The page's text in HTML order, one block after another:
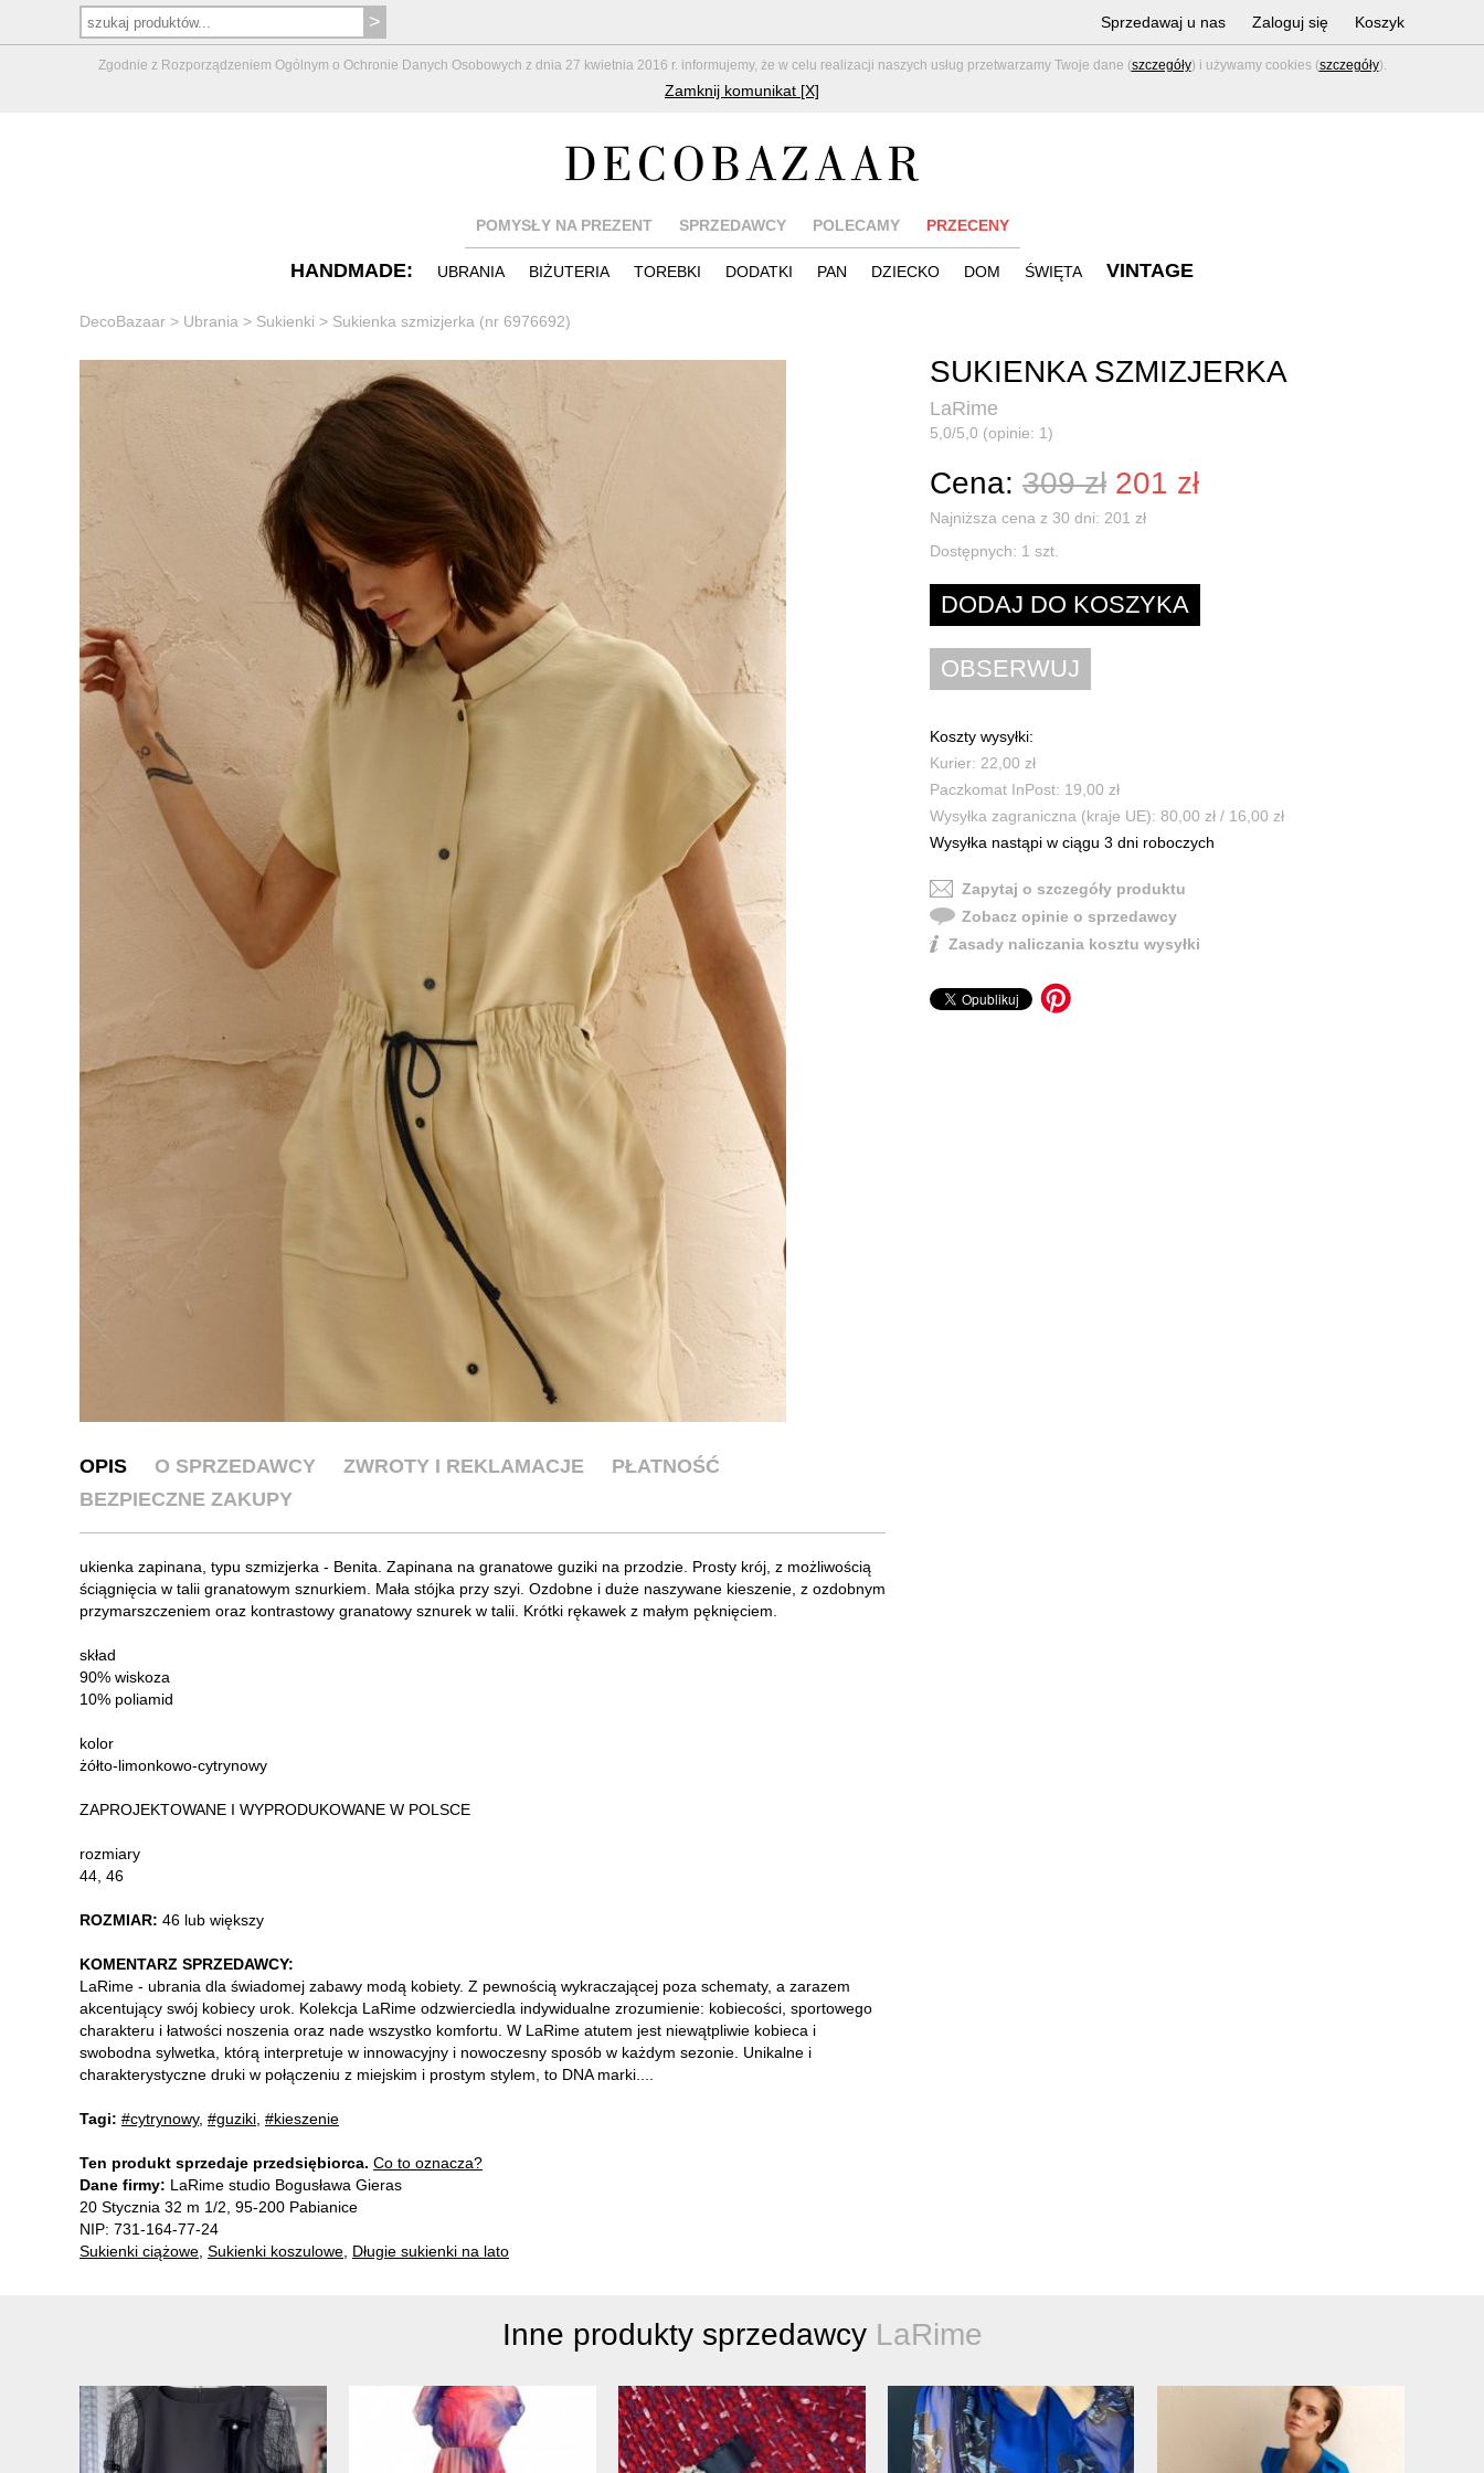
Zgodnie z Rozporządzeniem Ogólnym o Ochronie Danych Osobowych z dnia 27 kwietnia 2016 r. informujemy, że w celu realizacji naszych usług przetwarzamy Twoje dane (szczegóły) i używamy cookies (szczegóły).
Zamknij komunikat [X]
Sprzedawaj u nas Zaloguj się Koszyk
POMYSŁY NA PREZENT SPRZEDAWCY POLECAMY PRZECENY
HANDMADE: UBRANIA BIŻUTERIA TOREBKI DODATKI PAN DZIECKO DOM ŚWIĘTA VINTAGE
DecoBazaar > Ubrania > Sukienki > Sukienka szmizjerka (nr 6976692)
SUKIENKA SZMIZJERKA
LaRime
5,0/5,0 (opinie: 1)
Cena: 309 zł 201 zł
Najniższa cena z 30 dni: 201 zł
Dostępnych: 1 szt.
Koszty wysyłki:
Kurier: 22,00 zł
Paczkomat InPost: 19,00 zł
Wysyłka zagraniczna (kraje UE): 80,00 zł / 16,00 zł
Wysyłka nastąpi w ciągu 3 dni roboczych
Zapytaj o szczegóły produktu
Zobacz opinie o sprzedawcy
Zasady naliczania kosztu wysyłki
OPIS O SPRZEDAWCY ZWROTY I REKLAMACJE
PŁATNOŚĆ
BEZPIECZNE ZAKUPY
ukienka zapinana, typu szmizjerka - Benita. Zapinana na granatowe guziki na przodzie. Prosty krój, z możliwością
ściągnięcia w talii granatowym sznurkiem. Mała stójka przy szyi. Ozdobne i duże naszywane kieszenie, z ozdobnym
przymarszczeniem oraz kontrastowy granatowy sznurek w talii. Krótki rękawek z małym pęknięciem.
skład
90% wiskoza
10% poliamid
kolor
żółto-limonkowo-cytrynowy
ZAPROJEKTOWANE I WYPRODUKOWANE W POLSCE
rozmiary
44, 46
ROZMIAR: 46 lub większy
KOMENTARZ SPRZEDAWCY:
LaRime - ubrania dla świadomej zabawy modą kobiety. Z pewnością wykraczającej poza schematy, a zarazem
akcentujący swój kobiecy urok. Kolekcja LaRime odzwierciedla indywidualne zrozumienie: kobiecości, sportowego
charakteru i łatwości noszenia oraz nade wszystko komfortu. W LaRime atutem jest niewątpliwie kobieca i
swobodna sylwetka, którą interpretuje w innowacyjny i nowoczesny sposób w każdym sezonie. Unikalne i
charakterystyczne druki w połączeniu z miejskim i prostym stylem, to DNA marki....
Tagi: #cytrynowy, #guziki #kieszenie
Ten produkt sprzedaje przedsiębiorca. Co to oznacza?
Dane firmy: LaRime studio Bogusława Gieras
20 Stycznia 32 m 1/2, 95-200 Pabianice
NIP: 731-164-77-24
Sukienki ciążowe Sukienki koszulowe Długie sukienki na lato
Inne produkty sprzedawcy LaRime